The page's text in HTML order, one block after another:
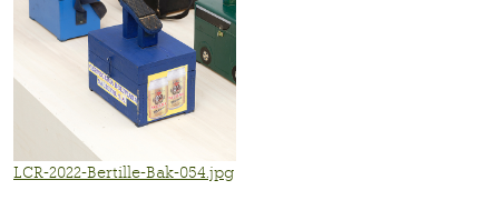
LCR-2022-Bertille-Bak-054.jpg